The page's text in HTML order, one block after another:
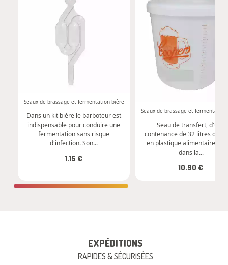
Seaux de brassage et fermentation bière
Dans un kit bière le barboteur est
indispensable pour conduire une
fermentation sans risque
d'infection. Son...
1.15 €
-
Seaux de brassage et
Seau de transfert, d'une
contenance de 32 litres de
en plastique alimentaire,
dans la...
10.90 €
EXPÉDITIONS
RAPIDES & SÉCURISÉES